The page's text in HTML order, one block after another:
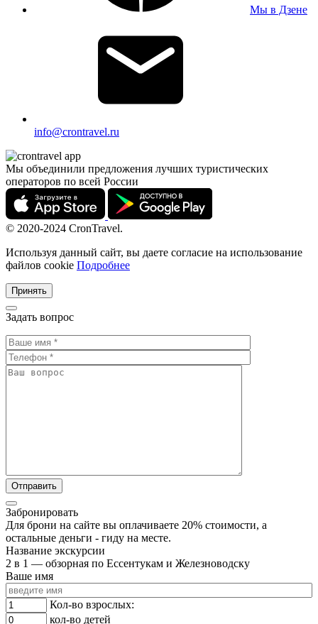
Мы в Дзене
info@crontravel.ru
Мы объединили предложения лучших туристических
операторов по всей России
© 2020-2024 CronTravel.
Используя данный сайт, вы даете согласие на использование
файлов cookie Подробнее
Принять
Задать вопрос
Забронировать
Для брони на сайте вы оплачиваете 20% стоимости, а
остальные деньги - гиду на месте.
Название экскурсии
2 в 1 — обзорная по Ессентукам и Железноводску
Ваше имя
Кол-во взрослых:
кол-во детей